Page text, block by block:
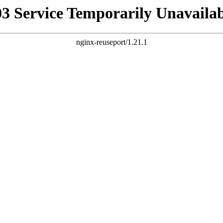
Service Temporarily
nginx-reuseport/1.21.1